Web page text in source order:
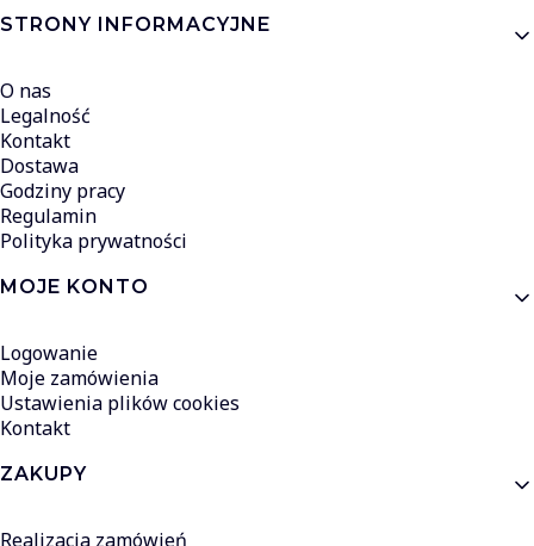
Linki w stopce
STRONY INFORMACYJNE
O nas
Legalność
Kontakt
Dostawa
Godziny pracy
Regulamin
Polityka prywatności
MOJE KONTO
Logowanie
Moje zamówienia
Ustawienia plików cookies
Kontakt
ZAKUPY
Realizacja zamówień